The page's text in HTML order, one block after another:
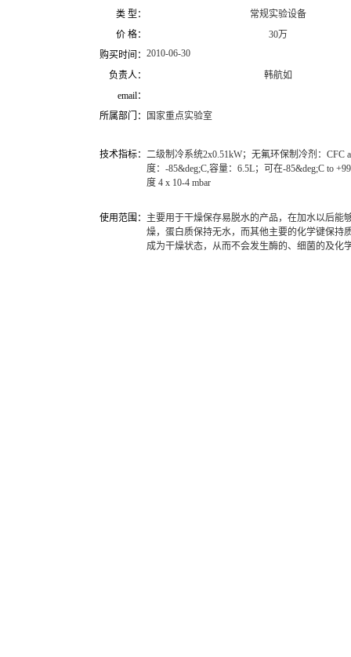
类 型：
常规实验设备
价 格：
30万
购买时间： 2010-06-30
负责人：
韩航如
email：
所属部门：
国家重点实验室
技术指标： 二级制冷系统2x0.51kW；无氟环保制冷剂：CFC
度：-85&deg;C,容量：6.5L；可在-85&deg;C to
度 4 x 10-4 mbar
使用范围：
主要用于干燥保存易脱水的产品，在加水以后能
燥，蛋白质保持无水，而其他主要的化学键保持
成为干燥状态，从而不会发生酶的、细菌的及化